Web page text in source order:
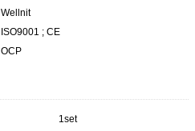
Wellnit
ISO9001 ; CE
OCP
1set